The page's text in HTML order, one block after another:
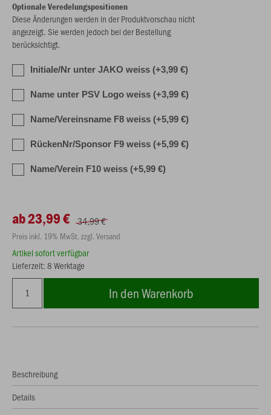
Optionale Veredelungspositionen
Diese Änderungen werden in der Produktvorschau nicht
angezeigt. Sie werden jedoch bei der Bestellung
berücksichtigt.
Initiale/Nr unter JAKO weiss (+3,99 €)
Name unter PSV Logo weiss (+3,99 €)
Name/Vereinsname F8 weiss (+5,99 €)
RückenNr/Sponsor F9 weiss (+5,99 €)
Name/Verein F10 weiss (+5,99 €)
ab 23,99 € 34,99 €
Preis inkl. 19% MwSt. zzgl. Versand
Artikel sofort verfügbar
Lieferzeit: 8 Werktage
In den Warenkorb
Beschreibung
Details